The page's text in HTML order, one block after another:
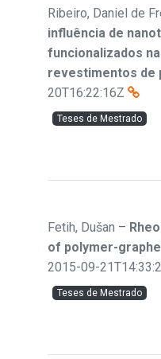
Ribeiro, Daniel de
influência de
funcionalizados
revestimentos de
20T16:22:16Z
Teses de Mestrado
Fetih, Dušan –
of polymer-
2015-09-
Teses de Mestrado